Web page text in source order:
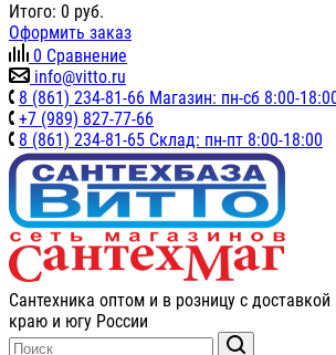
Итого: 0 руб.
Оформить заказ
0 Сравнение
info@vitto.ru
8 (861) 234-81-66 Магазин: пн-сб 8:00-
+7 (989) 827-77-66
8 (861) 234-81-65 Склад: пн-пт 8:00-18:00
Сантехника оптом и в розницу с
краю и югу России